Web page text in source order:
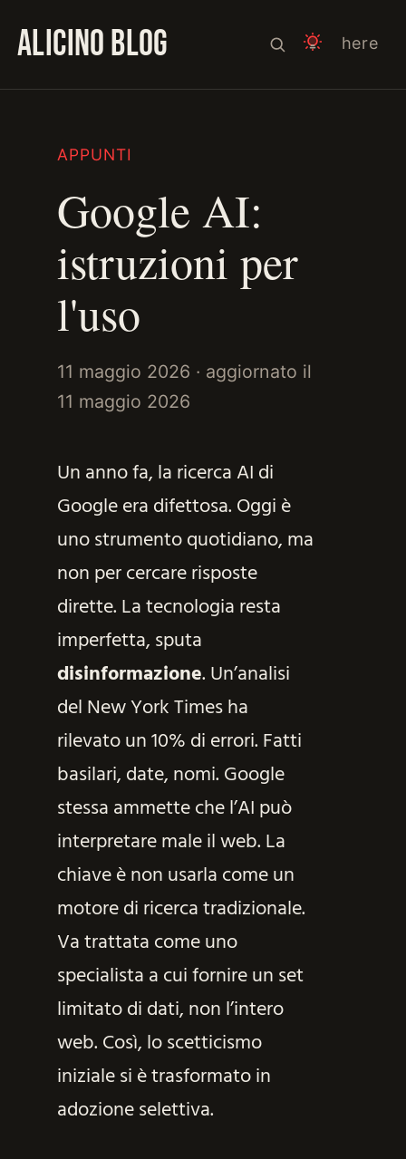
ALICINO BLOG here
APPUNTI
Google AI:
istruzioni per
l'uso
11 maggio 2026 · aggiornato il
11 maggio 2026
Un anno fa, la ricerca AI di
Google era difettosa. Oggi è
uno strumento quotidiano, ma
non per cercare risposte
dirette. La tecnologia resta
imperfetta, sputa
disinformazione. Un’analisi
del New York Times ha
rilevato un 10% di errori. Fatti
basilari, date, nomi. Google
stessa ammette che l’AI può
interpretare male il web. La
chiave è non usarla come un
motore di ricerca tradizionale.
Va trattata come uno
specialista a cui fornire un set
limitato di dati, non l’intero
web. Così, lo scetticismo
iniziale si è trasformato in
adozione selettiva.